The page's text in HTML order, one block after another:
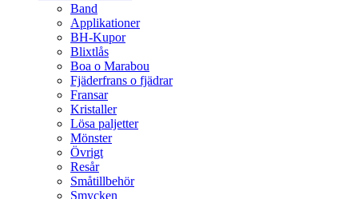
Band
Applikationer
BH-Kupor
Blixtlås
Boa o Marabou
Fjäderfrans o fjädrar
Fransar
Kristaller
Lösa paljetter
Mönster
Övrigt
Resår
Småtillbehör
Smycken